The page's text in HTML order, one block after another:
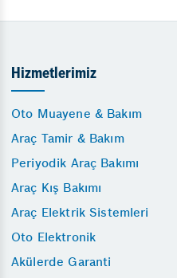
Hizmetlerimiz
Oto Muayene & Bakım
Araç Tamir & Bakım
Periyodik Araç Bakımı
Araç Kış Bakımı
Araç Elektrik Sistemleri
Oto Elektronik
Akülerde Garanti